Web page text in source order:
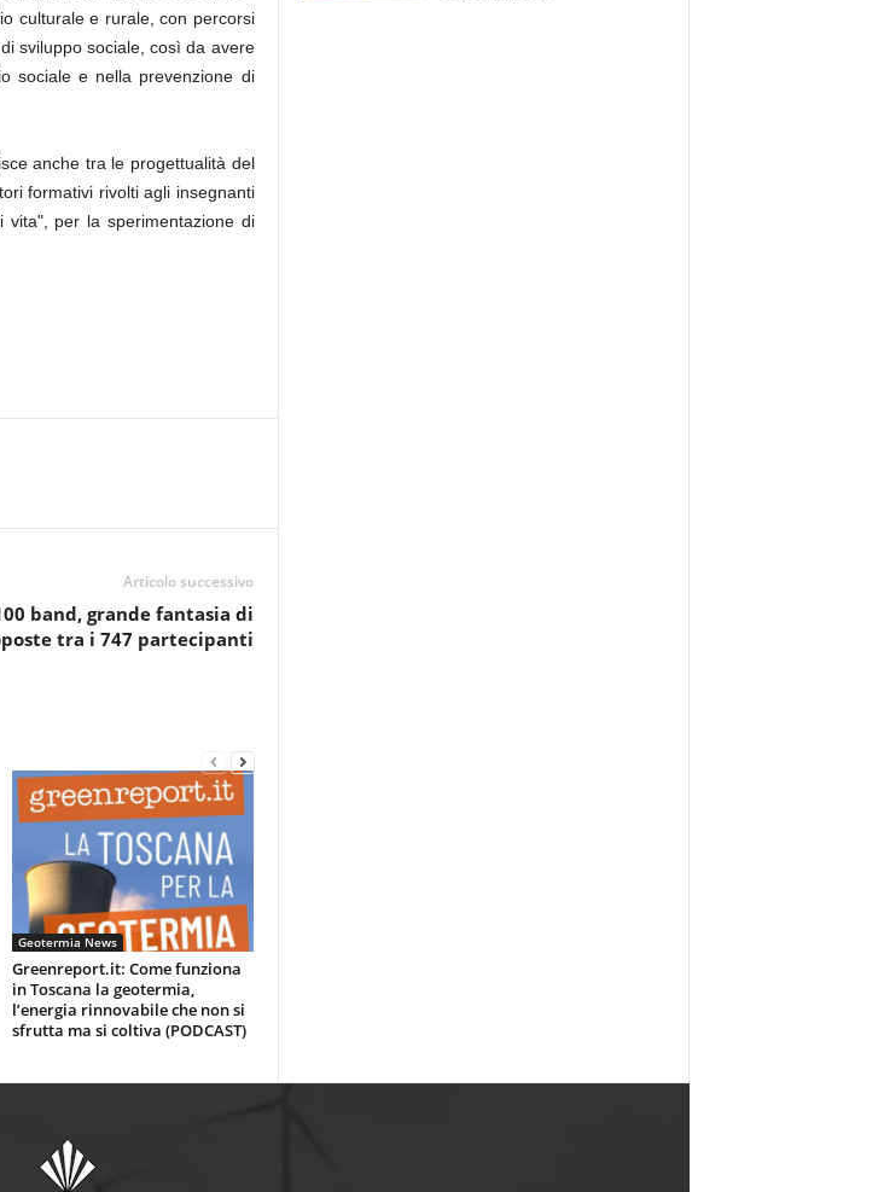
culturale e rurale, con percorsi
sviluppo sociale, così da avere
sociale e nella prevenzione di
anche tra le progettualità del
formativi rivolti agli insegnanti
vita", per la sperimentazione di
Articolo successivo
band, grande fantasia di
tra i 747 partecipanti
Geotermia News
Greenreport.it: Come funziona
in Toscana la geotermia,
l’energia rinnovabile che non si
sfrutta ma si coltiva (PODCAST)